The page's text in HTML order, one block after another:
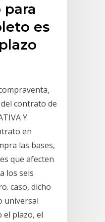
es
contrato de
Y
en
las bases,
que afecten
los seis
caso, dicho
universal
el plazo, el